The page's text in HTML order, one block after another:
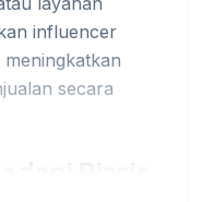
influencer
secara